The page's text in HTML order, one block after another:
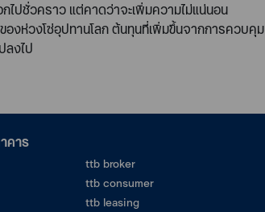
ไปชั่วคราว แต่คาดว่าจะเพิ่มความไม่แน่นอน
ของห่วงโซ่อุปทานโลก ต้นทุนที่เพิ่มขึ้นจากการควบคุม
ลงไป
คาร
ttb broker
ttb consumer
ttb leasing